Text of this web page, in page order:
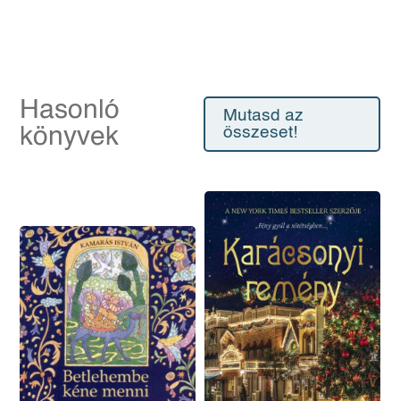
Hasonló
könyvek
Mutasd az
összeset!